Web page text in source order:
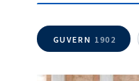
GUVERN 1902